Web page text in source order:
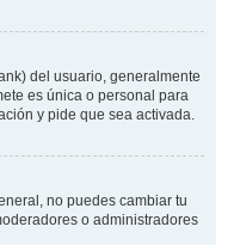
del usuario, generalmente
es única o personal para
y pide que sea activada.
no puedes cambiar tu
o administradores